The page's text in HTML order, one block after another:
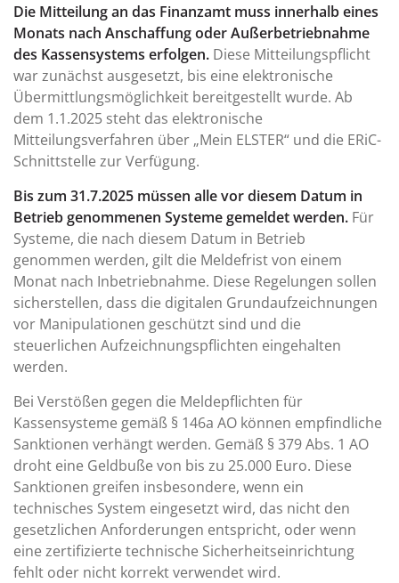
Die Mitteilung an das Finanzamt muss innerhalb eines
Monats nach Anschaffung oder Außerbetriebnahme
des Kassensystems erfolgen. Diese Mitteilungspflicht
war zunächst ausgesetzt, bis eine elektronische
Übermittlungsmöglichkeit bereitgestellt wurde. Ab
dem 1.1.2025 steht das elektronische
Mitteilungsverfahren über „Mein ELSTER“ und die ERiC-
Schnittstelle zur Verfügung.
Bis zum 31.7.2025 müssen alle vor diesem Datum in
Betrieb genommenen Systeme gemeldet werden. Für
Systeme, die nach diesem Datum in Betrieb
genommen werden, gilt die Meldefrist von einem
Monat nach Inbetriebnahme. Diese Regelungen sollen
sicherstellen, dass die digitalen Grundaufzeichnungen
vor Manipulationen geschützt sind und die
steuerlichen Aufzeichnungspflichten eingehalten
werden.
Bei Verstößen gegen die Meldepflichten für
Kassensysteme gemäß § 146a AO können empfindliche
Sanktionen verhängt werden. Gemäß § 379 Abs. 1 AO
droht eine Geldbuße von bis zu 25.000 Euro. Diese
Sanktionen greifen insbesondere, wenn ein
technisches System eingesetzt wird, das nicht den
gesetzlichen Anforderungen entspricht, oder wenn
eine zertifizierte technische Sicherheitseinrichtung
fehlt oder nicht korrekt verwendet wird.